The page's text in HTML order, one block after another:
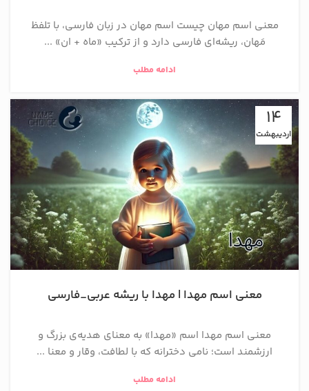
معنی اسم مهان چیست اسم مهان در زبان فارسی، با تلفظ
مَهان، ریشه‌ای فارسی دارد و از ترکیب «ماه + ان» ...
ادامه مطلب
14
اردیبهشت
معنی اسم مهدا | مهدا با ریشه عربی_فارسی
معنی اسم مهدا اسم «مهدا» به معنای هدیه‌ی بزرگ و
ارزشمند است؛ نامی دخترانه که با لطافت، وقار و معنا ...
ادامه مطلب